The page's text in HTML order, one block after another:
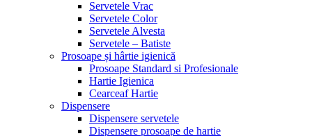
Servetele Vrac
Servetele Color
Servetele Alvesta
Servetele – Batiste
Prosoape și hârtie igienică
Prosoape Standard si Profesionale
Hartie Igienica
Cearceaf Hartie
Dispensere
Dispensere servetele
Dispensere prosoape de hartie